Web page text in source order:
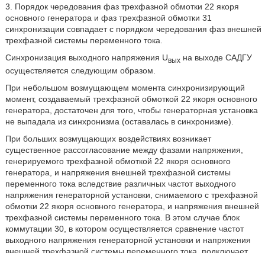
3. Порядок чередования фаз трехфазной обмотки 22 якоря
основного генератора и фаз трехфазной обмотки 31
синхронизации совпадает с порядком чередования фаз внешней
трехфазной системы переменного тока.
Синхронизация выходного напряжения Uвыхна выходе САДГУ
осуществляется следующим образом.
При небольшом возмущающем момента синхронизирующий
момент, создаваемый трехфазной обмоткой 22 якоря основного
генератора, достаточен для того, чтобы генераторная установка
не выпадала из синхронизма (оставалась в синхронизме).
При больших возмущающих воздействиях возникает
существенное рассогласование между фазами напряжения,
генерируемого трехфазной обмоткой 22 якоря основного
генератора, и напряжения внешней трехфазной системы
переменного тока вследствие различных частот выходного
напряжения генераторной установки, снимаемого с трехфазной
обмотки 22 якоря основного генератора, и напряжения внешней
трехфазной системы переменного тока. В этом случае блок
коммутации 30, в котором осуществляется сравнение частот
выходного напряжения генераторной установки и напряжения
внешней трехфазной системы переменного тока, подключает